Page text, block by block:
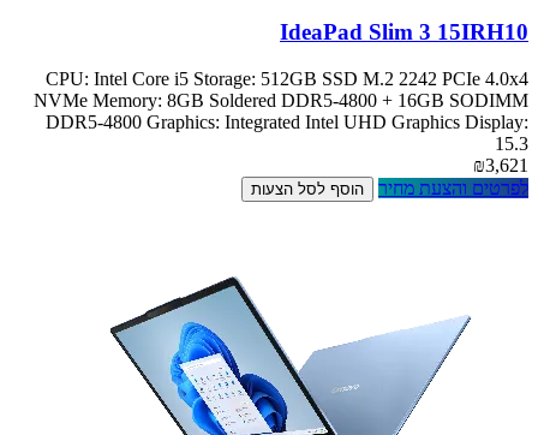
IdeaPad Slim 3 15IRH10
CPU: Intel Core i5 Storage: 512GB SSD M.2 2242 PCIe 4.0x4
NVMe Memory: 8GB Soldered DDR5-4800 + 16GB SODIMM
DDR5-4800 Graphics: Integrated Intel UHD Graphics Display:
15.3
₪3,621
לפרטים והצעת מחיר
הוסף לסל הצעות